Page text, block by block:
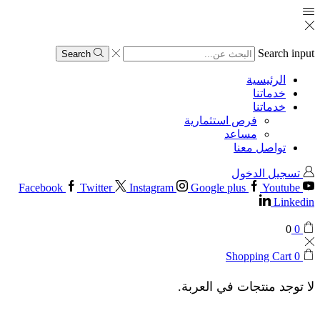
Search input
Search
الرئيسية
خدماتنا
خدماتنا
فرص استثمارية
مساعد
تواصل معنا
تسجيل الدخول
Facebook
Twitter Instagram Google plus
Youtube
Linkedin
0
0
0
Shopping Cart
لا توجد منتجات في العربة.